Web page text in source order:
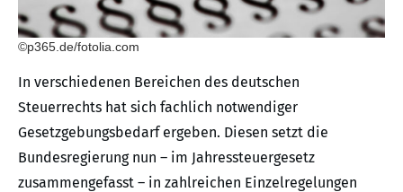
©p365.de/fotolia.com
In verschiedenen Bereichen des deutschen
Steuerrechts hat sich fachlich notwendiger
Gesetzgebungsbedarf ergeben. Diesen setzt die
Bundesregierung nun – im Jahressteuergesetz
zusammengefasst – in zahlreichen Einzelregelungen